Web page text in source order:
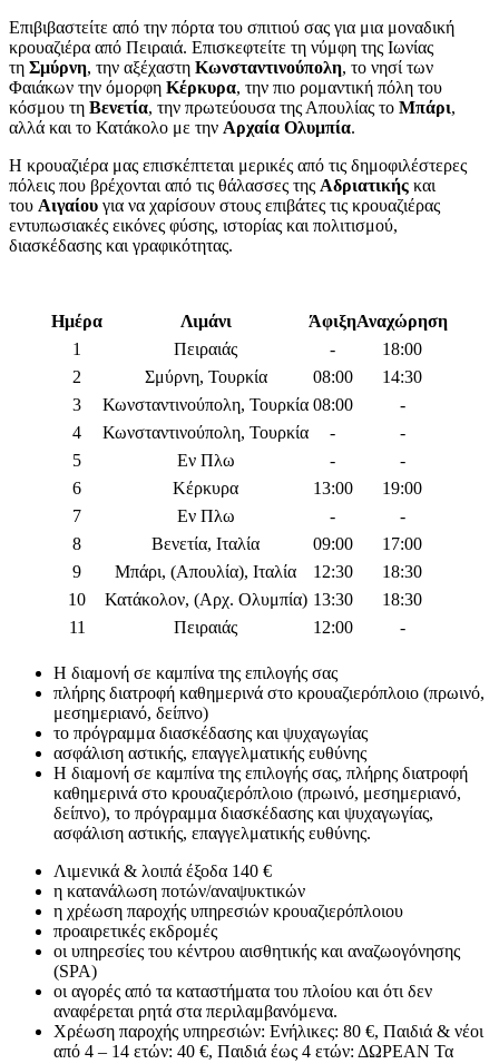
Επιβιβαστείτε από την πόρτα του σπιτιού σας για μια μοναδική
κρουαζιέρα από Πειραιά. Επισκεφτείτε τη νύμφη της Ιωνίας
τη Σμύρνη, την αξέχαστη Κωνσταντινούπολη, το νησί των
Φαιάκων την όμορφη Κέρκυρα, την πιο ρομαντική πόλη του
κόσμου τη Βενετία, την πρωτεύουσα της Απουλίας το Μπάρι,
αλλά και το Κατάκολο με την Αρχαία Ολυμπία.
Η κρουαζιέρα μας επισκέπτεται μερικές από τις δημοφιλέστερες
πόλεις που βρέχονται από τις θάλασσες της Αδριατικής και
του Αιγαίου για να χαρίσουν στους επιβάτες τις κρουαζιέρας
εντυπωσιακές εικόνες φύσης, ιστορίας και πολιτισμού,
διασκέδασης και γραφικότητας.
Ημέρα Λιμάνι ΆφιξηΑναχώρηση
1
Πειραιάς -
18:00
2
Σμύρνη, Τουρκία 08:00
14:30
3
Κωνσταντινούπολη, Τουρκία 08:00
-
4
Κωνσταντινούπολη, Τουρκία -
-
5
Εν Πλω -
-
6
Κέρκυρα 13:00
19:00
7
Εν Πλω -
-
8
Βενετία, Ιταλία 09:00
17:00
9
Μπάρι, (Απουλία), Ιταλία 12:30
18:30
10
Κατάκολον, (Αρχ. Ολυμπία) 13:30
18:30
11
Πειραιάς 12:00 -
Η διαμονή σε καμπίνα της επιλογής σας
πλήρης διατροφή καθημερινά στο κρουαζιερόπλοιο (πρωινό,
μεσημεριανό, δείπνο)
το πρόγραμμα διασκέδασης και ψυχαγωγίας
ασφάλιση αστικής, επαγγελματικής ευθύνης
Η διαμονή σε καμπίνα της επιλογής σας, πλήρης διατροφή
καθημερινά στο κρουαζιερόπλοιο (πρωινό, μεσημεριανό,
δείπνο), το πρόγραμμα διασκέδασης και ψυχαγωγίας,
ασφάλιση αστικής, επαγγελματικής ευθύνης.
Λιμενικά & λοιπά έξοδα 140 €
η κατανάλωση ποτών/αναψυκτικών
η χρέωση παροχής υπηρεσιών κρουαζιερόπλοιου
προαιρετικές εκδρομές
οι υπηρεσίες του κέντρου αισθητικής και αναζωογόνησης
(SPA)
οι αγορές από τα καταστήματα του πλοίου και ότι δεν
αναφέρεται ρητά στα περιλαμβανόμενα.
Χρέωση παροχής υπηρεσιών: Ενήλικες: 80 €, Παιδιά & νέοι
από 4 – 14 ετών: 40 €, Παιδιά έως 4 ετών: ΔΩΡΕΑΝ Τα